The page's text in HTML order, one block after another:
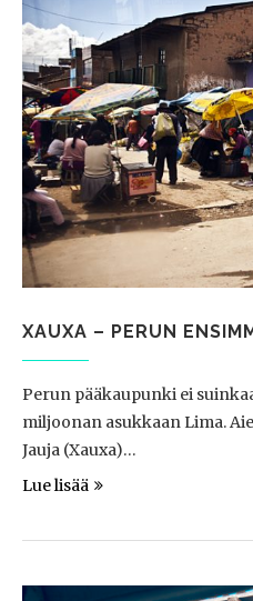
XAUXA – PERUN
Perun pääkaupunki ei
miljoonan asukkaan Lima.
Jauja (Xauxa)…
Lue lisää